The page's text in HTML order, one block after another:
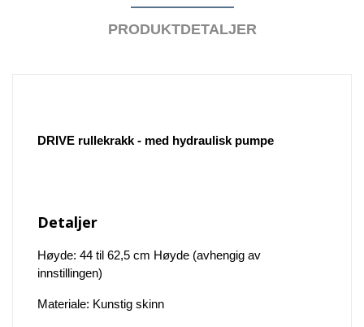
PRODUKTDETALJER
DRIVE rullekrakk - med hydraulisk pumpe
Detaljer
Høyde: 44 til 62,5 cm Høyde (avhengig av
innstillingen)
Materiale: Kunstig skinn